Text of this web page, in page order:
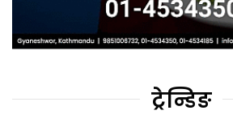
ट्रेन्डिङ